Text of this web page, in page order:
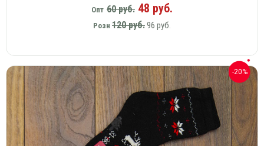
Опт 60 руб. 48 руб.
Розн 120 руб.96 руб.
-20%